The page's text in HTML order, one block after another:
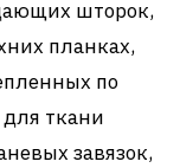
шторок,
планках,
по
ткани
завязок,